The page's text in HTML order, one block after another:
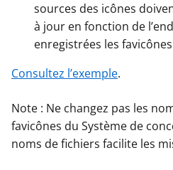
sources des icônes
à jour en fonction de
enregistrées les
Consultez l’exemple.
Note : Ne changez pas les
favicônes du Système de
noms de fichiers facilite les